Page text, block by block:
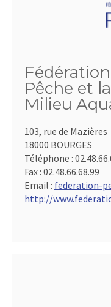
Pêche et
Milieu
103, rue de Mazières
18000 BOURGES
Téléphone :
Fax : 02.48.66.68.99
Email : federation-
http://